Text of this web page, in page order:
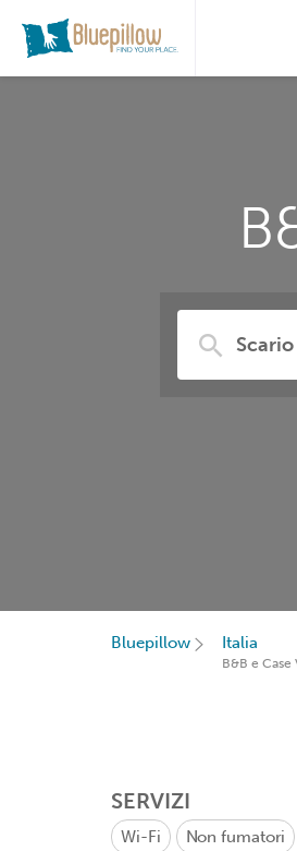
Bluepillow Italia
B&B e Case
SERVIZI
Wi-Fi Non fumatori